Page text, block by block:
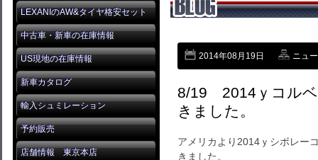
LEXANIのAW&タイヤ格安セット
中古車・新車の在庫情報
US現地の在庫情報
新車カタログ
輸入シュミレーション
予約販売
店舗情報 東京本店
2014年08月19日 ニュ
8/19 2014ｙコルベ
きました。
アメリカより2014ｙシボレー
きました。